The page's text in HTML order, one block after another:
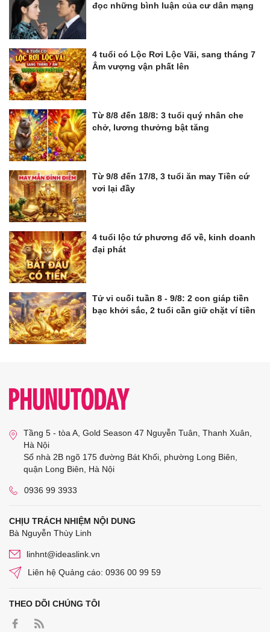
đọc những bình luận của cư dân mạng
4 tuổi có Lộc Rơi Lộc Vãi, sang tháng 7
Âm vượng vận phất lên
Từ 8/8 đến 18/8: 3 tuổi quý nhân che
chở, lương thưởng bật tăng
Từ 9/8 đến 17/8, 3 tuổi ăn may Tiền cứ
vơi lại đầy
4 tuổi lộc tứ phương đổ về, kinh doanh
đại phát
Tử vi cuối tuần 8 - 9/8: 2 con giáp tiền
bạc khởi sắc, 2 tuổi cần giữ chặt ví tiền
Tầng 5 - tòa A, Gold Season 47 Nguyễn Tuân, Thanh Xuân,
Hà Nội
Số nhà 2B ngõ 175 đường Bát Khối, phường Long Biên,
quận Long Biên, Hà Nội
0936 99 3933
CHỊU TRÁCH NHIỆM NỘI DUNG
Bà Nguyễn Thùy Linh
linhnt@ideaslink.vn
Liên hệ Quảng cáo: 0936 00 99 59
THEO DÕI CHÚNG TÔI